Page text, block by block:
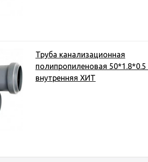
Труба канализационная
полипропиленовая
внутренняя ХИТ